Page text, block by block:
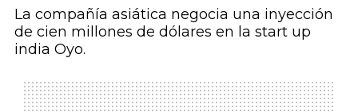
La compañía asiática negocia una inyección
de cien millones de dólares en la start up
india Oyo.